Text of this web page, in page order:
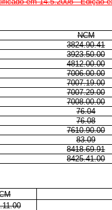
NCM
3824.90.41
3923.50.00
4812.00.00
7006.00.00
7007.19.00
7007.29.00
7008.00.00
76.04
76.08
7610.90.00
83.09
8418.69.91
8425.41.00